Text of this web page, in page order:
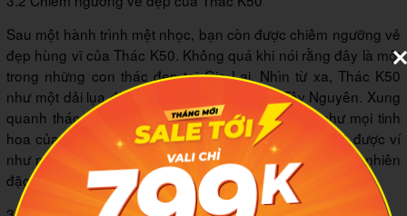
Sau một hành trình mệt nhọc, bạn còn được chiêm ngưỡng vẻ
đẹp hùng vĩ của Thác K50. Không quá khi nói rằng đây là một
trong những con thác đẹp tại Gia Lai. Nhìn từ xa, Thác K50
như một dải lụa đào lấp lánh giữa núi rừng Tây Nguyên. Xung
quanh thác có rất nhiều cây xanh tạo cảm giác như mọi tinh
hoa của thiên nhiên đều hội tụ về nơi này. Thác K50 được ví
như một kiệt tác nghệ thuật, một món quà mà mẹ thiên nhiên
đặc biệt ban tặng cho tỉnh Gia Lai.